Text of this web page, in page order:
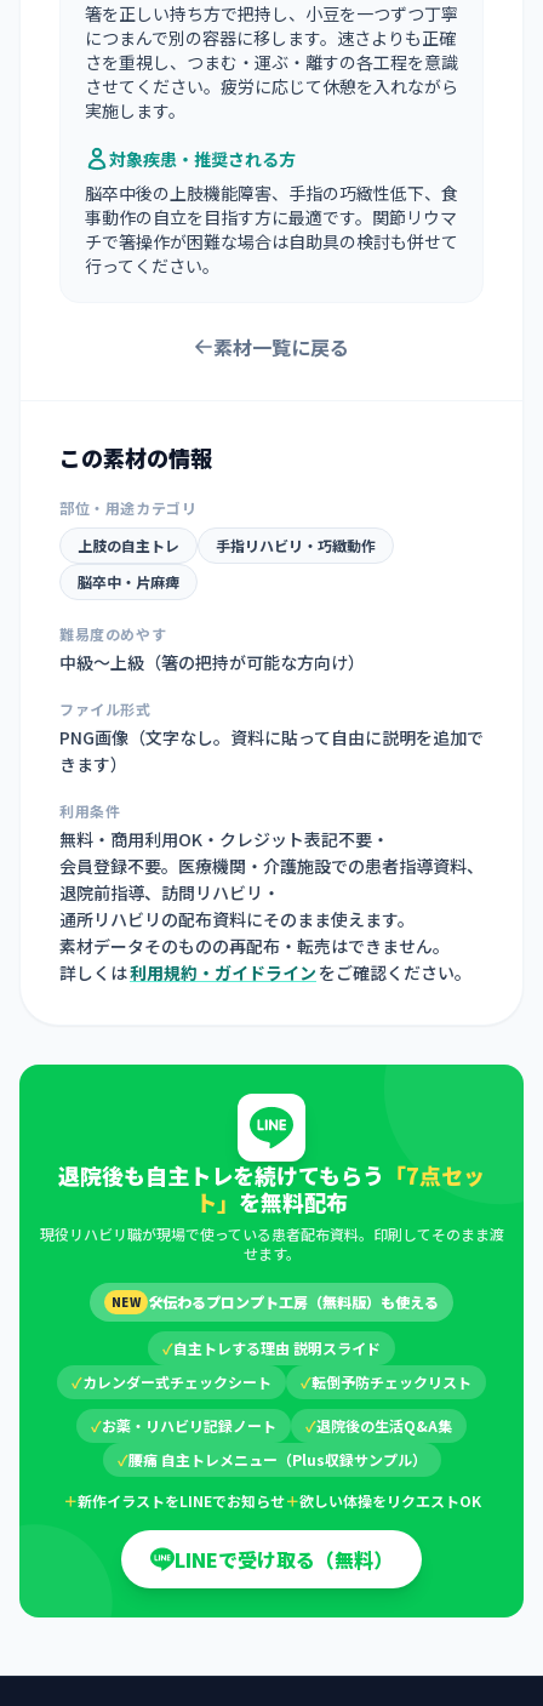
箸を正しい持ち方で把持し、小豆を一つずつ丁寧
につまんで別の容器に移します。速さよりも正確
さを重視し、つまむ・運ぶ・離すの各工程を意識
させてください。疲労に応じて休憩を入れながら
実施します。
対象疾患・推奨される方
脳卒中後の上肢機能障害、手指の巧緻性低下、食
事動作の自立を目指す方に最適です。関節リウマ
チで箸操作が困難な場合は自助具の検討も併せて
行ってください。
素材一覧に戻る
この素材の情報
部位・用途カテゴリ
上肢の自主トレ
手指リハビリ・巧緻動作
脳卒中・片麻痺
難易度のめやす
中級〜上級（箸の把持が可能な方向け）
ファイル形式
PNG画像（文字なし。資料に貼って自由に説明を追加で
きます）
利用条件
無料・商用利用OK・クレジット表記不要・
会員登録不要。医療機関・介護施設での患者指導資料、
退院前指導、訪問リハビリ・
通所リハビリの配布資料にそのまま使えます。
素材データそのものの再配布・転売はできません。
詳しくは利用規約・ガイドライン をご確認ください。
退院後も自主トレを続けてもらう 「7点セッ
ト」 を無料配布
現役リハビリ職が現場で使っている患者配布資料。印刷してそのまま渡
せます。
NEW 🛠伝わるプロンプト工房（無料版）も使える
✓自主トレする理由 説明スライド
✓カレンダー式チェックシート ✓転倒予防チェックリスト
✓お薬・リハビリ記録ノート ✓退院後の生活Q&A集
✓腰痛 自主トレメニュー（Plus収録サンプル）
＋新作イラストをLINEでお知らせ＋欲しい体操をリクエストOK
LINEで受け取る（無料）